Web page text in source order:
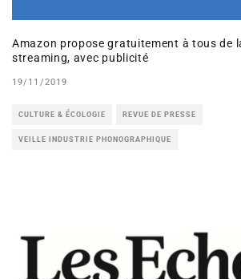
Amazon propose gratuitement à tous de
streaming, avec publicité
19/11/2019
CULTURE & ÉCOLOGIE REVUE DE PRESSE
VEILLE INDUSTRIE PHONOGRAPHIQUE